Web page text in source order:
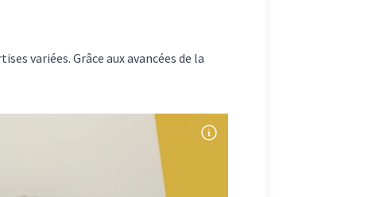
variées. Grâce aux avancées de la